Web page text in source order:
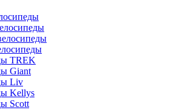
TREK
Giant
Liv
Kellys
Scott